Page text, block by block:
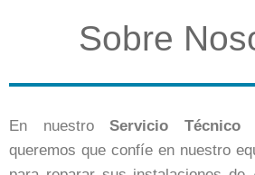
Sobre
En nuestroServicio Técnico
queremos que confíe en nuestro